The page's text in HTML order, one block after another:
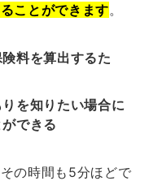
ことができます。
料を算出するた
を知りたい場合に
できる
の時間も5分ほどで